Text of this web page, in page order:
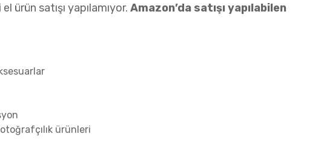
ürün satışı yapılamıyor.Amazon’da satışı yapılabilen
ürünleri